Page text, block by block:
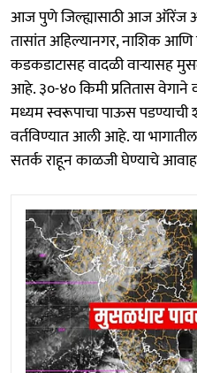
आज पुणे जिल्ह्यासाठी आज ऑरेंज
तासांत अहिल्यानगर, नाशिक
कडकडाटासह वादळी वाऱ्यासह
आहे. ३०-४० किमी प्रतितास वेगाने
मध्यम स्वरूपाचा पाऊस पडण्याची
वर्तविण्यात आली आहे. या
सतर्क राहून काळजी घेण्याचे